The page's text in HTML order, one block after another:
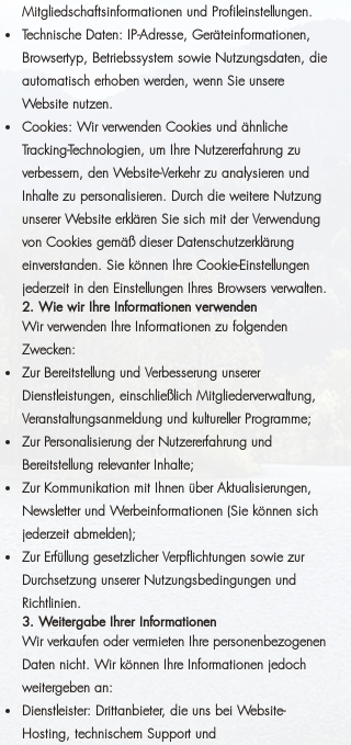
Mitgliedschaftsinformationen und Profileinstellungen.
Technische Daten: IP-Adresse, Geräteinformationen,
Browsertyp, Betriebssystem sowie Nutzungsdaten, die
automatisch erhoben werden, wenn Sie unsere
Website nutzen.
Cookies: Wir verwenden Cookies und ähnliche
Tracking-Technologien, um Ihre Nutzererfahrung zu
verbessern, den Website-Verkehr zu analysieren und
Inhalte zu personalisieren. Durch die weitere Nutzung
unserer Website erklären Sie sich mit der Verwendung
von Cookies gemäß dieser Datenschutzerklärung
einverstanden. Sie können Ihre Cookie-Einstellungen
jederzeit in den Einstellungen Ihres Browsers verwalten.
2. Wie wir Ihre Informationen verwenden
Wir verwenden Ihre Informationen zu folgenden
Zwecken:
Zur Bereitstellung und Verbesserung unserer
Dienstleistungen, einschließlich Mitgliederverwaltung,
Veranstaltungsanmeldung und kultureller Programme;
Zur Personalisierung der Nutzererfahrung und
Bereitstellung relevanter Inhalte;
Zur Kommunikation mit Ihnen über Aktualisierungen,
Newsletter und Werbeinformationen (Sie können sich
jederzeit abmelden);
Zur Erfüllung gesetzlicher Verpflichtungen sowie zur
Durchsetzung unserer Nutzungsbedingungen und
Richtlinien.
3. Weitergabe Ihrer Informationen
Wir verkaufen oder vermieten Ihre personenbezogenen
Daten nicht. Wir können Ihre Informationen jedoch
weitergeben an:
Dienstleister: Drittanbieter, die uns bei Website-
Hosting, technischem Support und